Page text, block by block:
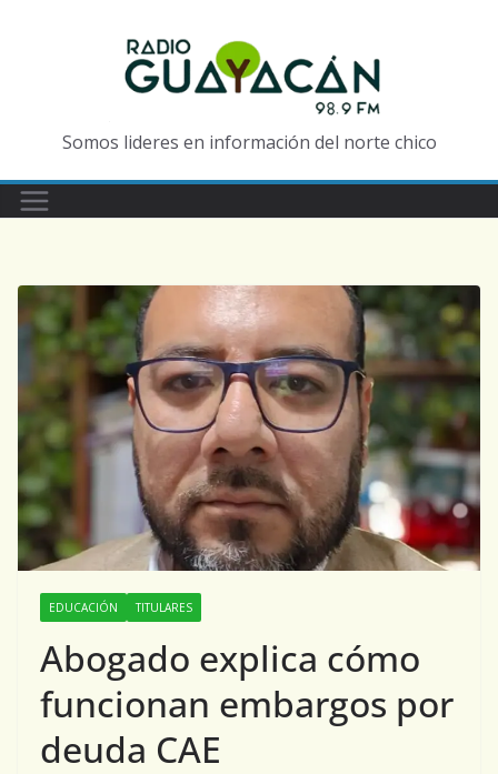
Somos lideres en información del norte chico
EDUCACIÓN TITULARES
Abogado explica cómo
funcionan embargos por
deuda CAE